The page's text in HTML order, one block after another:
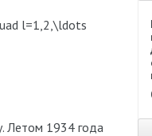
l=1,2,\ldots
Летом 1934 года